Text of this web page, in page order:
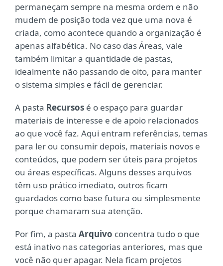
permaneçam sempre na mesma ordem e não
mudem de posição toda vez que uma nova é
criada, como acontece quando a organização é
apenas alfabética. No caso das Áreas, vale
também limitar a quantidade de pastas,
idealmente não passando de oito, para manter
o sistema simples e fácil de gerenciar.
A pasta Recursos é o espaço para guardar
materiais de interesse e de apoio relacionados
ao que você faz. Aqui entram referências, temas
para ler ou consumir depois, materiais novos e
conteúdos, que podem ser úteis para projetos
ou áreas específicas. Alguns desses arquivos
têm uso prático imediato, outros ficam
guardados como base futura ou simplesmente
porque chamaram sua atenção.
Por fim, a pasta Arquivo concentra tudo o que
está inativo nas categorias anteriores, mas que
você não quer apagar. Nela ficam projetos